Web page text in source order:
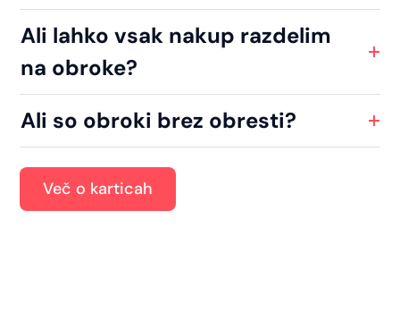
Ali lahko vsak nakup razdelim
na obroke?
Ali so obroki brez obresti?
Več o karticah